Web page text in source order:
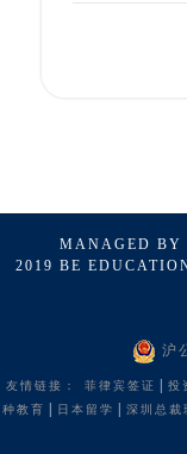
MANAGED BY
2019 BE
沪
友情链接： 菲律宾签证 投
种教育
日本留学 深圳总裁